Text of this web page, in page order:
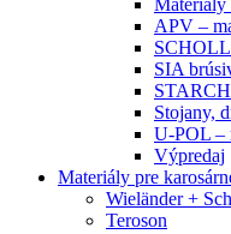
Materiály
APV –
SCHOLL
SIA
Stojany,
U-POL –
Výpredaj
Materiály pre
Wieländer +
Teroson